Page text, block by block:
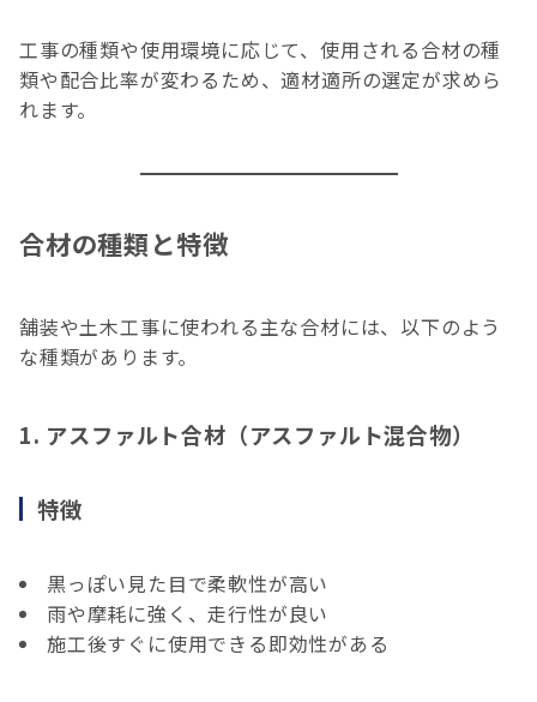
工事の種類や使用環境に応じて、使用される合材の種
類や配合比率が変わるため、適材適所の選定が求めら
れます。
合材の種類と特徴
舗装や土木工事に使われる主な合材には、以下のよう
な種類があります。
1. アスファルト合材（アスファルト混合物）
特徴
黒っぽい見た目で柔軟性が高い
雨や摩耗に強く、走行性が良い
施工後すぐに使用できる即効性がある